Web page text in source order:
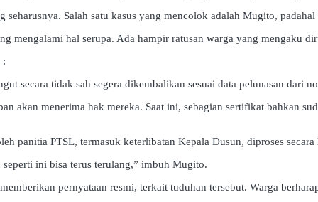
Salah satu kasus yang mencolok adalah Mugito,
mengalami hal serupa. Ada hampir ratusan warga yang mengaku
:
secara tidak sah segera dikembalikan sesuai data pelunasan dari
akan menerima hak mereka. Saat ini, sebagian sertifikat bahkan
panitia PTSL, termasuk keterlibatan Kepala Dusun, diproses
ini bisa terus terulang,” imbuh Mugito.
pernyataan resmi, terkait tuduhan tersebut. Warga